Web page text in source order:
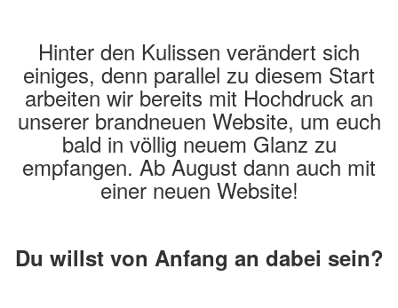
Hinter den Kulissen verändert sich
einiges, denn parallel zu diesem Start
arbeiten wir bereits mit Hochdruck an
unserer brandneuen Website, um euch
bald in völlig neuem Glanz zu
empfangen. Ab August dann auch mit
einer neuen Website!
Du willst von Anfang an dabei sein?